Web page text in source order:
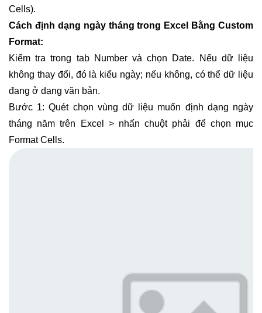
Cells).
Cách định dạng ngày tháng trong Excel Bằng Custom
Format:
Kiểm tra trong tab Number và chọn Date. Nếu dữ liệu
không thay đổi, đó là kiểu ngày; nếu không, có thể dữ liệu
đang ở dạng văn bản.
Bước 1: Quét chọn vùng dữ liệu muốn định dạng ngày
tháng năm trên Excel > nhấn chuột phải để chọn mục
Format Cells.